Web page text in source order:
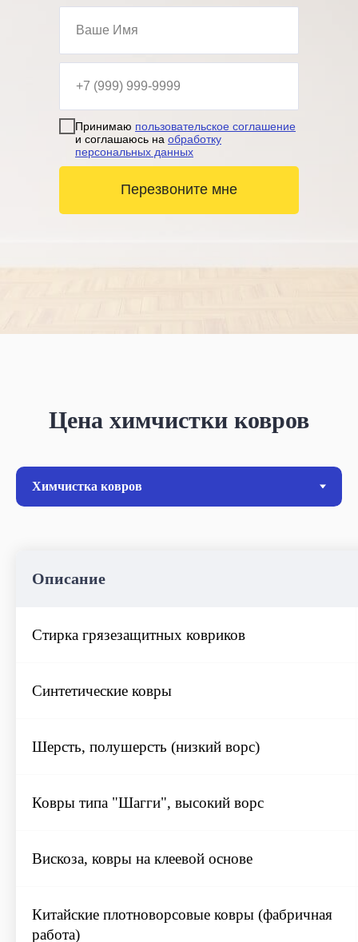
Принимаю пользовательское соглашение
и соглашаюсь на обработку
персональных данных
Перезвоните мне
Цена химчистки ковров
Описание
Стирка грязезащитных ковриков
Синтетические ковры
Шерсть, полушерсть (низкий ворс)
Ковры типа "Шагги", высокий ворс
Вискоза, ковры на клеевой основе
Китайские плотноворсовые ковры (фабричная
работа)